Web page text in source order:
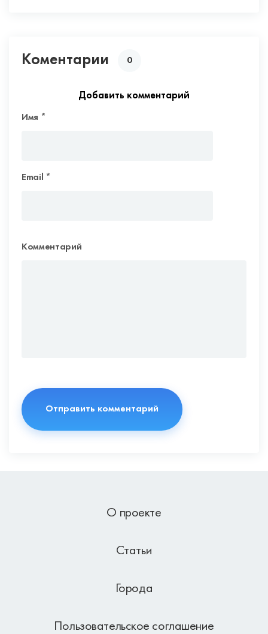
Коментарии 0
Добавить комментарий
Имя *
Email *
Комментарий
О проекте
Статьи
Города
Пользовательское соглашение